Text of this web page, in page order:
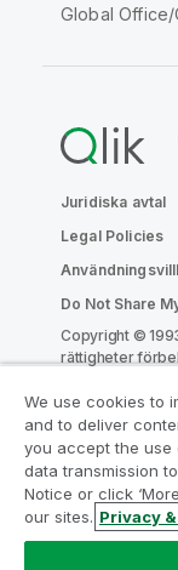
Global
Juridiska avtal
Legal Policies
Do Not Share
Copyright ©
rättigheter
Gå med i
Modernisera
We use cookies to
and to deliver
you accept the use
data transmission
Notice or click
our sites. Privacy